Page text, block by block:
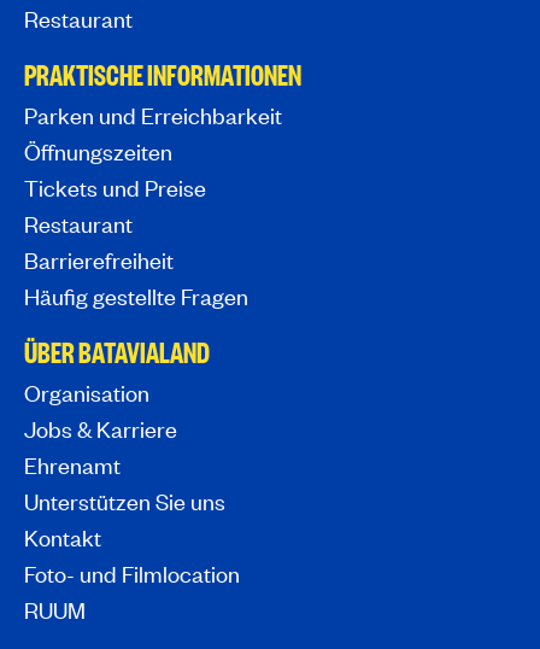
Restaurant
PRAKTISCHE INFORMATIONEN
Parken und Erreichbarkeit
Öffnungszeiten
Tickets und Preise
Restaurant
Barrierefreiheit
Häufig gestellte Fragen
ÜBER BATAVIALAND
Organisation
Jobs & Karriere
Ehrenamt
Unterstützen Sie uns
Kontakt
Foto- und Filmlocation
RUUM